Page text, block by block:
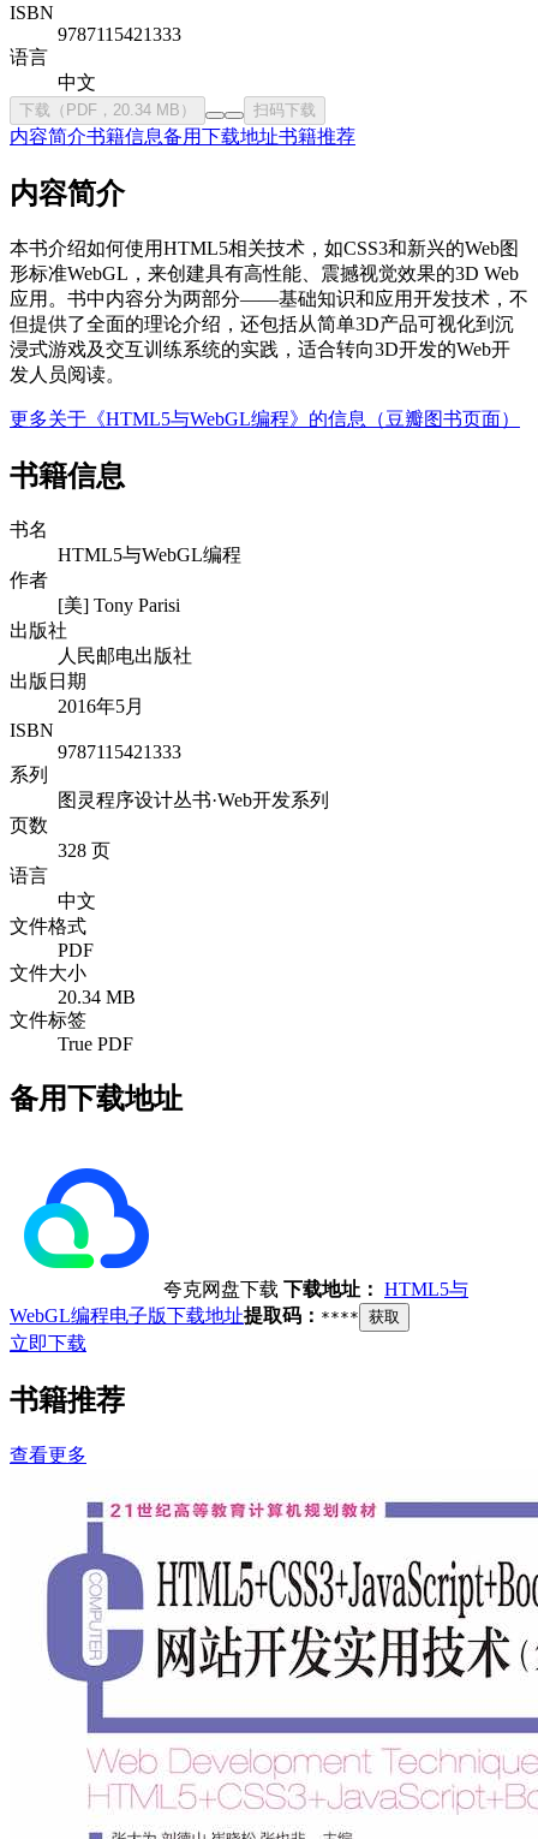
ISBN
9787115421333
语言
中文
下载（PDF，20.34 MB） 扫码下载
内容简介书籍信息备用下载地址书籍推荐
内容简介
本书介绍如何使用HTML5相关技术，如CSS3和新兴的Web图
形标准WebGL，来创建具有高性能、震撼视觉效果的3D Web
应用。书中内容分为两部分——基础知识和应用开发技术，不
但提供了全面的理论介绍，还包括从简单3D产品可视化到沉
浸式游戏及交互训练系统的实践，适合转向3D开发的Web开
发人员阅读。
更多关于《HTML5与WebGL编程》的信息（豆瓣图书页面）
书籍信息
书名
HTML5与WebGL编程
作者
[美] Tony Parisi
出版社
人民邮电出版社
出版日期
2016年5月
ISBN
9787115421333
系列
图灵程序设计丛书·Web开发系列
页数
328 页
语言
中文
文件格式
PDF
文件大小
20.34 MB
文件标签
True PDF
备用下载地址
夸克网盘下载 下载地址： HTML5与
WebGL编程电子版下载地址提取码： **** 获取
立即下载
书籍推荐
查看更多